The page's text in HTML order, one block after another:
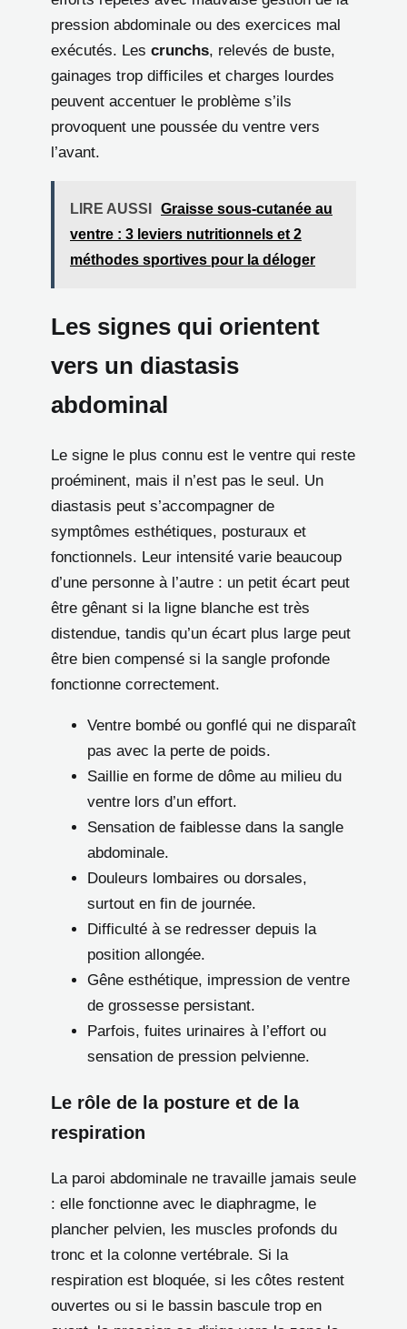
pression abdominale ou des exercices mal
exécutés. Les crunchs, relevés de buste,
gainages trop difficiles et charges lourdes
peuvent accentuer le problème s’ils
provoquent une poussée du ventre vers
l’avant.
LIRE AUSSI
Graisse sous-cutanée au
ventre : 3 leviers nutritionnels et 2
méthodes sportives pour la déloger
Les signes qui orientent
vers un diastasis
abdominal
Le signe le plus connu est le ventre qui reste
proéminent, mais il n’est pas le seul. Un
diastasis peut s’accompagner de
symptômes esthétiques, posturaux et
fonctionnels. Leur intensité varie beaucoup
d’une personne à l’autre : un petit écart peut
être gênant si la ligne blanche est très
distendue, tandis qu’un écart plus large peut
être bien compensé si la sangle profonde
fonctionne correctement.
Ventre bombé ou gonflé qui ne disparaît
pas avec la perte de poids.
Saillie en forme de dôme au milieu du
ventre lors d’un effort.
Sensation de faiblesse dans la sangle
abdominale.
Douleurs lombaires ou dorsales,
surtout en fin de journée.
Difficulté à se redresser depuis la
position allongée.
Gêne esthétique, impression de ventre
de grossesse persistant.
Parfois, fuites urinaires à l’effort ou
sensation de pression pelvienne.
Le rôle de la posture et de la
respiration
La paroi abdominale ne travaille jamais seule
: elle fonctionne avec le diaphragme, le
plancher pelvien, les muscles profonds du
tronc et la colonne vertébrale. Si la
respiration est bloquée, si les côtes restent
ouvertes ou si le bassin bascule trop en